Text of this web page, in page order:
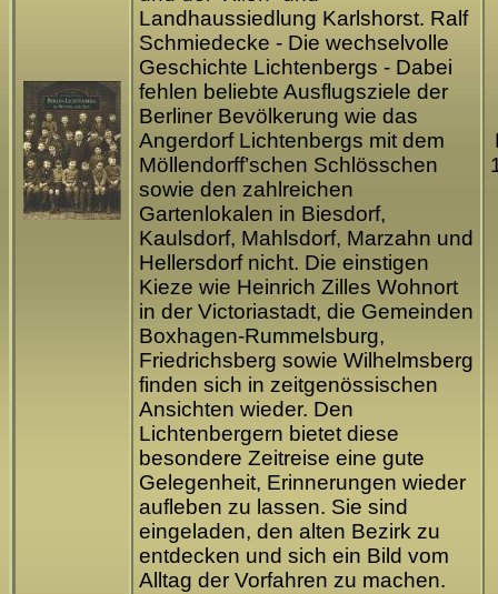
Landhaussiedlung Karlshorst. Ralf
Schmiedecke - Die wechselvolle
Geschichte Lichtenbergs - Dabei
fehlen beliebte Ausflugsziele der
Berliner Bevölkerung wie das
Angerdorf Lichtenbergs mit dem
Möllendorff’schen Schlösschen
sowie den zahlreichen
Gartenlokalen in Biesdorf,
Kaulsdorf, Mahlsdorf, Marzahn und
Hellersdorf nicht. Die einstigen
Kieze wie Heinrich Zilles Wohnort
in der Victoriastadt, die Gemeinden
Boxhagen-Rummelsburg,
Friedrichsberg sowie Wilhelmsberg
finden sich in zeitgenössischen
Ansichten wieder. Den
Lichtenbergern bietet diese
besondere Zeitreise eine gute
Gelegenheit, Erinnerungen wieder
aufleben zu lassen. Sie sind
eingeladen, den alten Bezirk zu
entdecken und sich ein Bild vom
Alltag der Vorfahren zu machen.